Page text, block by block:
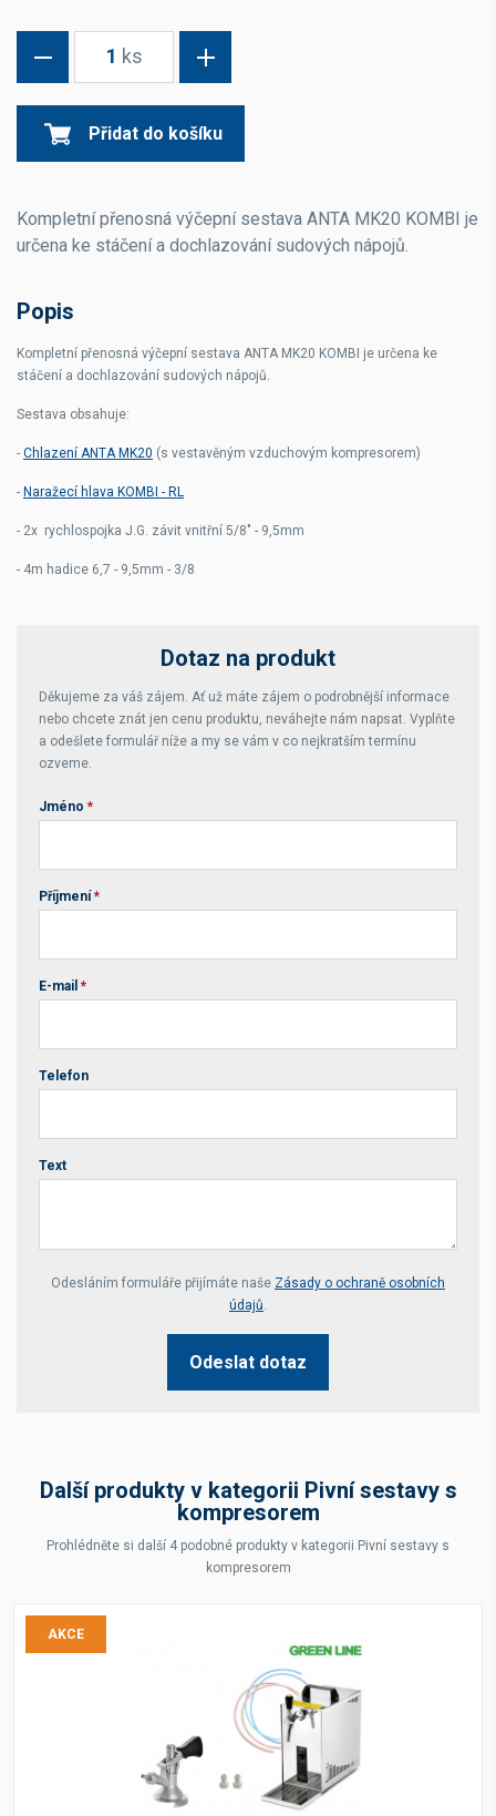
1 ks
Přidat do košíku
Kompletní přenosná výčepní sestava ANTA MK20 KOMBI je
určena ke stáčení a dochlazování sudových nápojů.
Popis
Kompletní přenosná výčepní sestava ANTA MK20 KOMBI je určena ke
stáčení a dochlazování sudových nápojů.
Sestava obsahuje:
- Chlazení ANTA MK20 (s vestavěným vzduchovým kompresorem)
- Naražecí hlava KOMBI - RL
- 2x rychlospojka J.G. závit vnitřní 5/8" - 9,5mm
- 4m hadice 6,7 - 9,5mm - 3/8
Dotaz na produkt
Děkujeme za váš zájem. Ať už máte zájem o podrobnější informace
nebo chcete znát jen cenu produktu, neváhejte nám napsat. Vyplňte
a odešlete formulář níže a my se vám v co nejkratším termínu
ozveme.
Jméno *
Příjmení *
E-mail *
Telefon
Text
Your website *
Odesláním formuláře přijímáte naše Zásady o ochraně osobních
údajů.
Odeslat dotaz
Další produkty v kategorii Pivní sestavy s
kompresorem
Prohlédněte si další 4 podobné produkty v kategorii Pivní sestavy s
kompresorem
AKCE